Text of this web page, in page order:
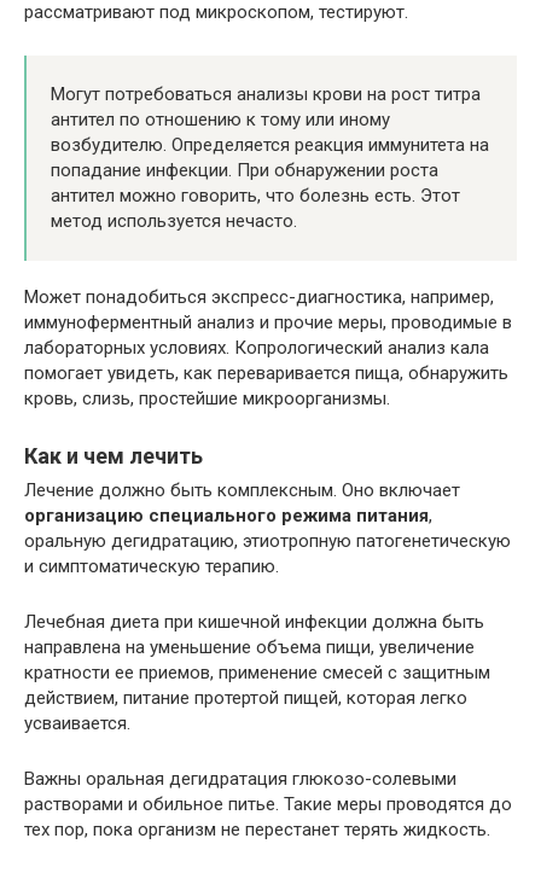
рассматривают под микроскопом, тестируют.
Могут потребоваться анализы крови на рост титра
антител по отношению к тому или иному
возбудителю. Определяется реакция иммунитета на
попадание инфекции. При обнаружении роста
антител можно говорить, что болезнь есть. Этот
метод используется нечасто.
Может понадобиться экспресс-диагностика, например,
иммуноферментный анализ и прочие меры, проводимые в
лабораторных условиях. Копрологический анализ кала
помогает увидеть, как переваривается пища, обнаружить
кровь, слизь, простейшие микроорганизмы.
Как и чем лечить
Лечение должно быть комплексным. Оно включает
организацию специального режима питания,
оральную дегидратацию, этиотропную патогенетическую
и симптоматическую терапию.
Лечебная диета при кишечной инфекции должна быть
направлена на уменьшение объема пищи, увеличение
кратности ее приемов, применение смесей с защитным
действием, питание протертой пищей, которая легко
усваивается.
Важны оральная дегидратация глюкозо-солевыми
растворами и обильное питье. Такие меры проводятся до
тех пор, пока организм не перестанет терять жидкость.